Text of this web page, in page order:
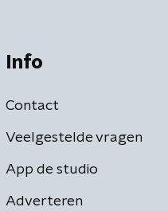
Info
Contact
Veelgestelde vragen
App de studio
Adverteren